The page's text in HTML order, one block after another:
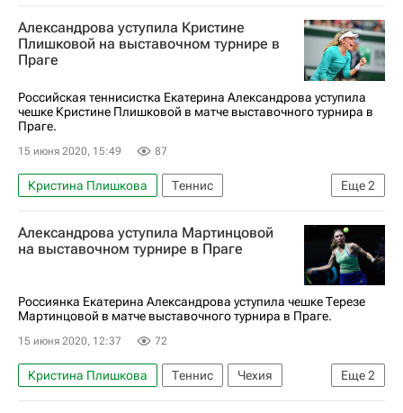
Екатерина Александрова
Александрова уступила Кристине
Плишковой на выставочном турнире в
Праге
Российская теннисистка Екатерина Александрова уступила
чешке Кристине Плишковой в матче выставочного турнира в
Праге.
15 июня 2020, 15:49 87
Еще2
Кристина Плишкова
Теннис
Екатерина Александрова
Тереза Мартинцова
Александрова уступила Мартинцовой
на выставочном турнире в Праге
Россиянка Екатерина Александрова уступила чешке Терезе
Мартинцовой в матче выставочного турнира в Праге.
15 июня 2020, 12:37 72
Еще2
Кристина Плишкова Теннис
Чехия
Екатерина Александрова